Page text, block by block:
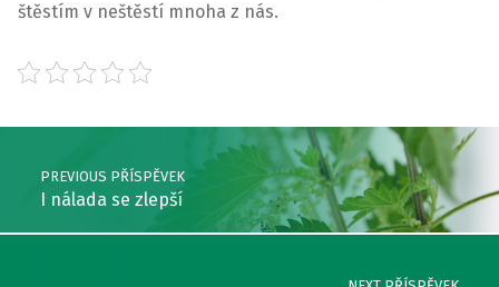
štěstím v neštěstí mnoha z nás.
Skip back to main navigation
Post navigation
PREVIOUS PŘÍSPĚVEK
I nálada se zlepší